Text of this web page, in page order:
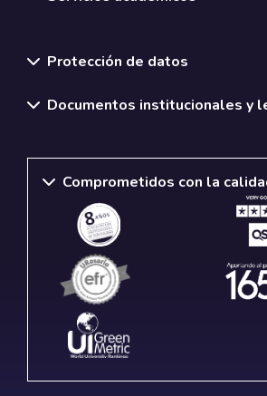
Protección de datos
Documentos institucionales y
Comprometidos con la